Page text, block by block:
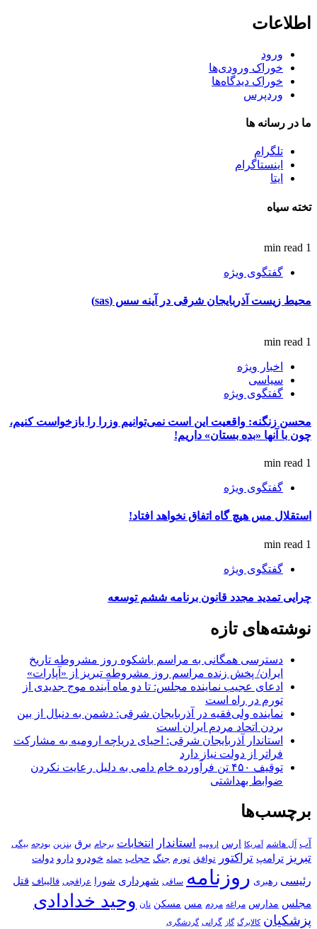
اطلاعات
ورود
خوراک ورودی‌ها
خوراک دیدگاه‌ها
وردپرس
ما در رسانه ها
تلگرام
اینستاگرام
ایتا
تخته سیاه
1 min read
گفتگوی ویژه
محیط زیست آذربایجان شرقی در آینه سس (sas)
1 min read
اخبار ویژه
سیاسی
گفتگوی ویژه
محسن زنگنه: واقعیت این است نمی‌توانیم وزرا را بازخواست کنیم،
چون با آنها «بده بستان» داریم!
1 min read
گفتگوی ویژه
استقلال مس هیچ گاه اتفاق نخواهد افتاد!
1 min read
گفتگوی ویژه
چرایی تمدید مجدد قانون برنامه ششم توسعه
نوشته‌های تازه
دسترسی همگانی به مراسم باشکوه روز مشروطه تاریخ
ایران/ پخش زنده مراسم روز مشروطه تبریز از «آپارات»
ادعای عجیب نماینده مجلس: تا دو ماه آینده موج جدیدی از
تورم در راه است
نماینده ولی‌فقیه در آذربایجان شرقی: دشمن به دنبال از بین
بردن اتحاد مردم ایران است
استاندار آذربایجان شرقی: احیای دریاچه ارومیه به مشارکت
فراتر از دولت نیاز دارد
توقیف ۴۵۰ تن فرآورده خام دامی به دلیل رعایت نکردن
ضوابط بهداشتی
برچسب‌ها
آب آل هاشم آمریکا ارس ارومیه استاندار انتخابات برجام برق بنزین بودجه بیگی
تبریز ترامپ تراکتور توافق تورم جنگ حجاب حمله خودرو دارو دولت
رئیسی رهبری روزنامه ساقی شهرداری شورا عراقچی قالیباف قتل
مجلس مدارس مراغه مردم مس مسکن نان وحید خدادادی
پزشکیان کالابرگ گاز گرانی گردشگری